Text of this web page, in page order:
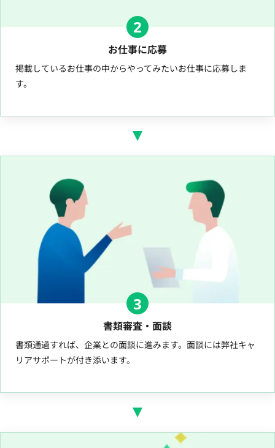
2
お仕事に応募
掲載しているお仕事の中からやってみたいお仕事に応募しま
す。
3
書類審査・面談
書類通過すれば、企業との面談に進みます。面談には弊社キャ
リアサポートが付き添います。